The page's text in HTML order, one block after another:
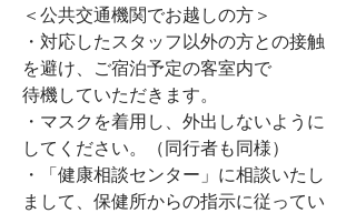
＜公共交通機関でお越しの方＞
・対応したスタッフ以外の方との接触
を避け、ご宿泊予定の客室内で
待機していただきます。
・マスクを着用し、外出しないように
してください。（同行者も同様）
・「健康相談センター」に相談いたし
まして、保健所からの指示に従ってい